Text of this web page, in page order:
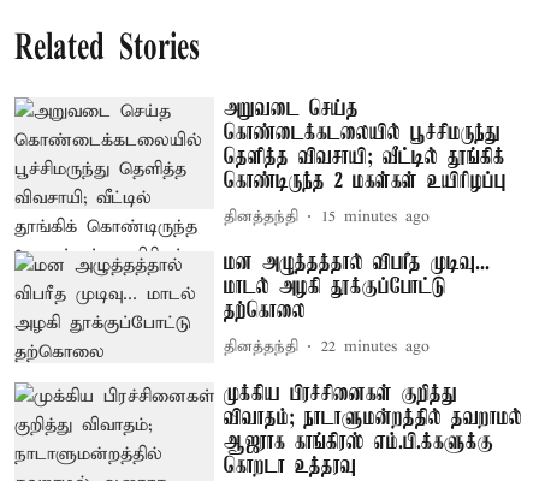
Related Stories
அறுவடை செய்த
கொண்டைக்கடலையில் பூச்சிமருந்து
தெளித்த விவசாயி; வீட்டில் தூங்கிக்
கொண்டிருந்த 2 மகள்கள் உயிரிழப்பு
தினத்தந்தி 15 minutes ago
மன அழுத்தத்தால் விபரீத முடிவு...
மாடல் அழகி தூக்குப்போட்டு
தற்கொலை
தினத்தந்தி 22 minutes ago
முக்கிய பிரச்சினைகள் குறித்து
விவாதம்; நாடாளுமன்றத்தில் தவறாமல்
ஆஜராக காங்கிரஸ் எம்.பி.க்களுக்கு
கொறடா உத்தரவு